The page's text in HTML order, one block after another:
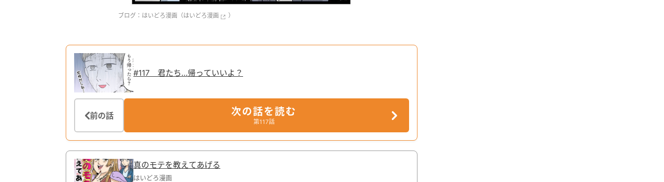
ブログ：はいどろ漫画（はいどろ漫画 ）
#117 君たち…帰っていいよ？
前の話 次の話を読む
第117話
真のモテを教えてあげる
はいどろ漫画